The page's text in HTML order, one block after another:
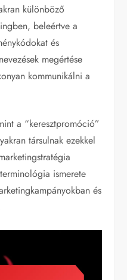
különböző
beleértve a
és
megértése
kommunikálni a
a “keresztpromóció”
társulnak ezekkel
ismerete
és